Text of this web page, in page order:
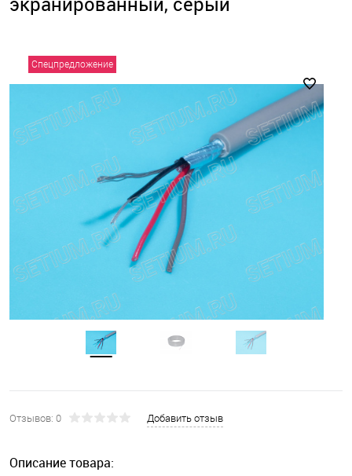
Спецпредложение
Отзывов: 0 Добавить отзыв
Описание товара: